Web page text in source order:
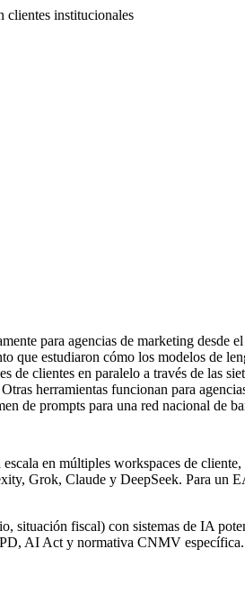
clientes institucionales
para agencias de marketing desde
estudiaron cómo los modelos de
de clientes en paralelo a través de las
herramientas funcionan para
de prompts para una red nacional de
en múltiples workspaces de
Grok, Claude y DeepSeek. Para un
situación fiscal) con sistemas de IA
AI Act y normativa CNMV específica.